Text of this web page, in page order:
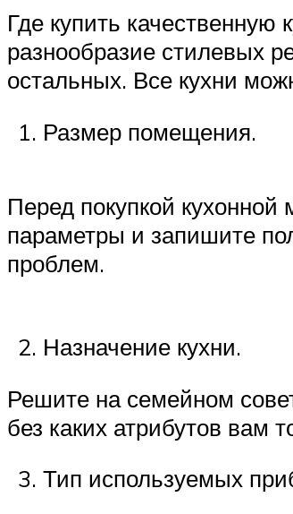
Где купить
разнообразие стилевых
остальных. Все кухни
Размер помещения.
Перед покупкой
параметры и запишите
проблем.
Назначение кухни.
Решите на семейном
без каких атрибутов вам
Тип используемых